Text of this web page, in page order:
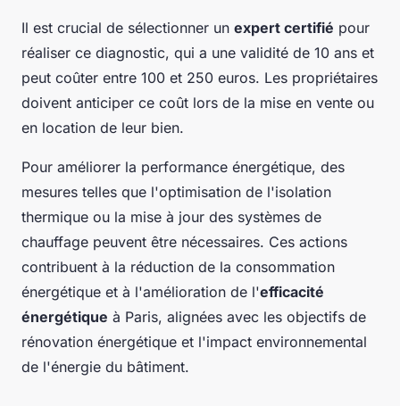
Il est crucial de sélectionner un expert certifié pour
réaliser ce diagnostic, qui a une validité de 10 ans et
peut coûter entre 100 et 250 euros. Les propriétaires
doivent anticiper ce coût lors de la mise en vente ou
en location de leur bien.
Pour améliorer la performance énergétique, des
mesures telles que l'optimisation de l'isolation
thermique ou la mise à jour des systèmes de
chauffage peuvent être nécessaires. Ces actions
contribuent à la réduction de la consommation
énergétique et à l'amélioration de l'efficacité
énergétique à Paris, alignées avec les objectifs de
rénovation énergétique et l'impact environnemental
de l'énergie du bâtiment.